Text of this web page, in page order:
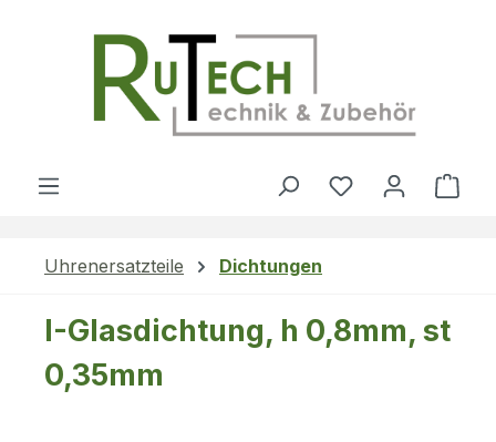
Du hast 0
Uhrenersatzteile Dichtungen
I-Glasdichtung, h 0,8mm, st
0,35mm